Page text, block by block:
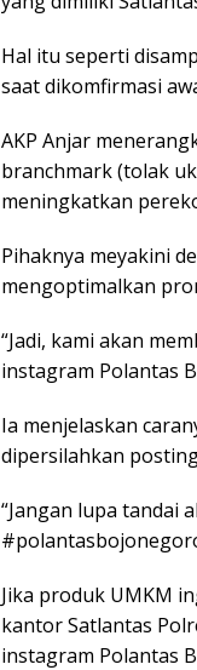
Hal itu seperti
saat dikomfirmasi
AKP Anjar
branchmark (tolak
meningkatkan
Pihaknya meyakini
mengoptimalkan
“Jadi, kami akan
instagram Polantas
Ia menjelaskan
dipersilahkan
“Jangan lupa tandai
Jika produk UMKM
kantor Satlantas
instagram Polantas